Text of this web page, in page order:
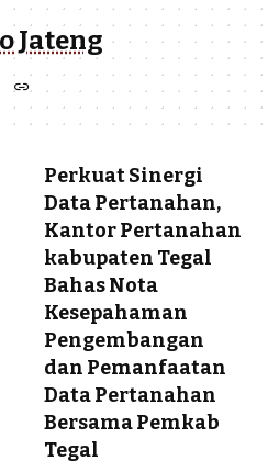
Jateng
Perkuat Sinergi
Data Pertanahan,
Kantor Pertanahan
kabupaten Tegal
Bahas Nota
Kesepahaman
Pengembangan
dan Pemanfaatan
Data Pertanahan
Bersama Pemkab
Tegal